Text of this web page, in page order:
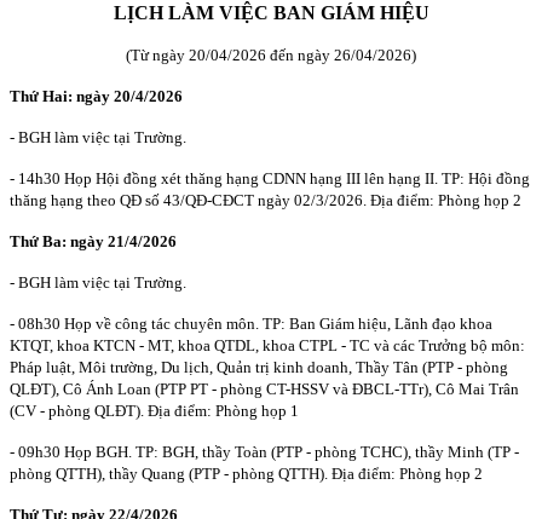
LỊCH LÀM VIỆC BAN GIÁM HIỆU
(Từ ngày 20/04/2026 đến ngày 26/04/2026)
Thứ Hai: ngày 20/4/2026
- BGH làm việc tại Trường.
- 14h30 Họp Hội đồng xét thăng hạng CDNN hạng III lên hạng II. TP: Hội đồng
thăng hạng theo QĐ số 43/QĐ-CĐCT ngày 02/3/2026. Địa điểm: Phòng họp 2
Thứ Ba: ngày 21/4/2026
- BGH làm việc tại Trường.
- 08h30 Họp về công tác chuyên môn. TP: Ban Giám hiệu, Lãnh đạo khoa
KTQT, khoa KTCN - MT, khoa QTDL, khoa CTPL - TC và các Trưởng bộ môn:
Pháp luật, Môi trường, Du lịch, Quản trị kinh doanh, Thầy Tân (PTP - phòng
QLĐT), Cô Ánh Loan (PTP PT - phòng CT-HSSV và ĐBCL-TTr), Cô Mai Trân
(CV - phòng QLĐT). Địa điểm: Phòng họp 1
- 09h30 Họp BGH. TP: BGH, thầy Toàn (PTP - phòng TCHC), thầy Minh (TP -
phòng QTTH), thầy Quang (PTP - phòng QTTH). Địa điểm: Phòng họp 2
Thứ Tư: ngày 22/4/2026